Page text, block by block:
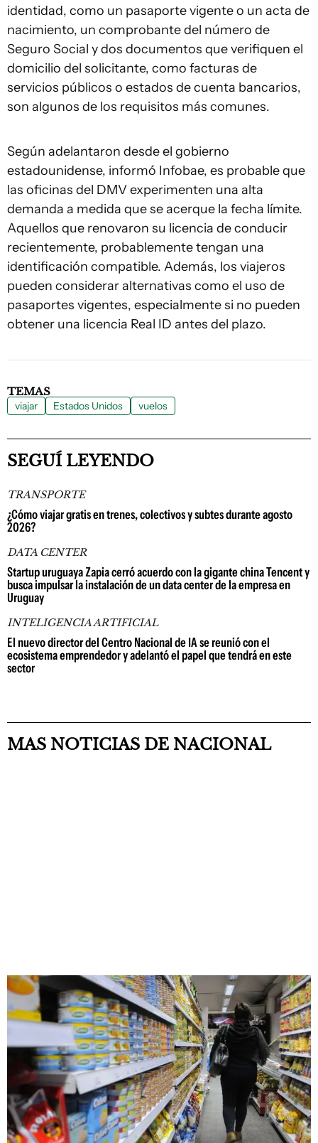
identidad, como un pasaporte vigente o un acta de
nacimiento, un comprobante del número de
Seguro Social y dos documentos que verifiquen el
domicilio del solicitante, como facturas de
servicios públicos o estados de cuenta bancarios,
son algunos de los requisitos más comunes.
Según adelantaron desde el gobierno
estadounidense, informó Infobae, es probable que
las oficinas del DMV experimenten una alta
demanda a medida que se acerque la fecha límite.
Aquellos que renovaron su licencia de conducir
recientemente, probablemente tengan una
identificación compatible. Además, los viajeros
pueden considerar alternativas como el uso de
pasaportes vigentes, especialmente si no pueden
obtener una licencia Real ID antes del plazo.
TEMAS
viajar Estados Unidos vuelos
SEGUÍ LEYENDO
TRANSPORTE
¿Cómo viajar gratis en trenes, colectivos y subtes durante agosto
2026?
DATA CENTER
Startup uruguaya Zapia cerró acuerdo con la gigante china Tencent y
busca impulsar la instalación de un data center de la empresa en
Uruguay
INTELIGENCIA ARTIFICIAL
El nuevo director del Centro Nacional de IA se reunió con el
ecosistema emprendedor y adelantó el papel que tendrá en este
sector
MAS NOTICIAS DE NACIONAL